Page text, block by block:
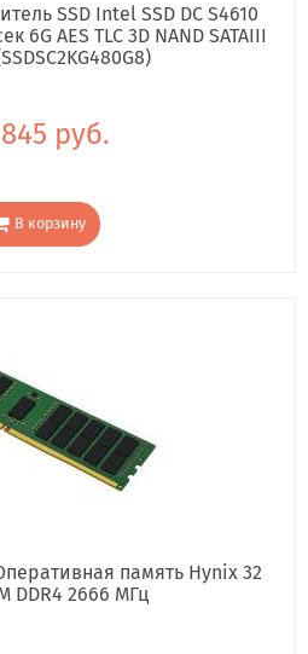
SSD Intel SSD DC S4610
6G AES TLC 3D NAND SATAIII
руб.
В корзину
память Hynix 32
DDR4 2666 МГц